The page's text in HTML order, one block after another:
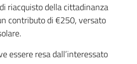
riacquisto della cittadinanza
contributo di €250, versato
essere resa dall’interessato